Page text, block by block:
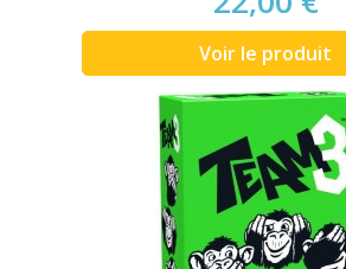
Voir le produit